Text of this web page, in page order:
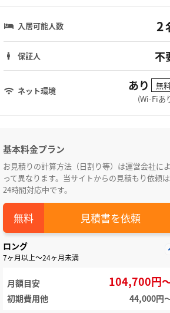
入居可能人数 2
保証人 不
ネット環境 あり
無
(Wi-Fiあ
基本料金プラン
お見積りの計算方法（日割り等）は運営会社によ
って異なります。当サイトからの見積もり依頼は
24時間対応中です。
見積書を依頼
ロング
7ヶ月以上～24ヶ月未満
月額目安 104,700円
初期費用他
44,000円